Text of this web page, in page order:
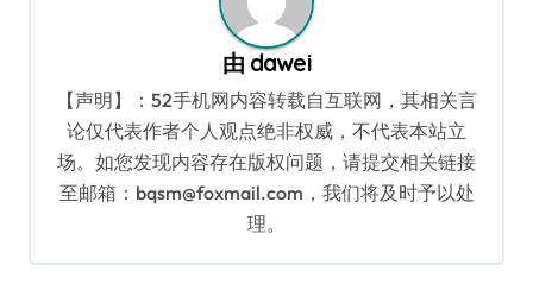
由 dawei
【声明】：52手机网内容转载自互联网，其相关言
论仅代表作者个人观点绝非权威，不代表本站立
场。如您发现内容存在版权问题，请提交相关链接
至邮箱：bqsm@foxmail.com，我们将及时予以处
理。